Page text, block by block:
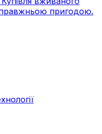
пригодою.